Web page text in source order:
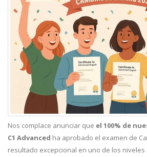
Nos complace anunciar que el 100% de
C1 Advanced ha aprobado el examen de
resultado excepcional en uno de los niveles